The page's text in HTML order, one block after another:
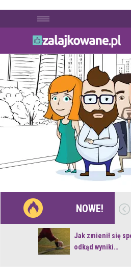
NOWE!
Jak zmienił się
odkąd wyniki…